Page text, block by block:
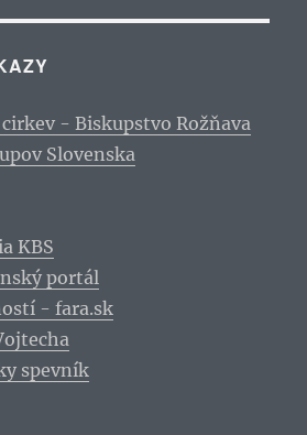
- Biskupstvo Rožňava
Slovenska
KBS
portál
- fara.sk
spevník